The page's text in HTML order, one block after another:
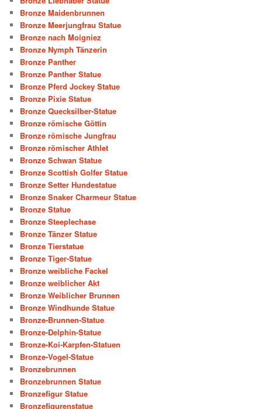
Bronze Maidenbrunnen
Bronze Meerjungfrau Statue
Bronze nach Moigniez
Bronze Nymph Tänzerin
Bronze Panther
Bronze Panther Statue
Bronze Pferd Jockey Statue
Bronze Pixie Statue
Bronze Quecksilber-Statue
Bronze römische Göttin
Bronze römische Jungfrau
Bronze römischer Athlet
Bronze Schwan Statue
Bronze Scottish Golfer Statue
Bronze Setter Hundestatue
Bronze Snaker Charmeur Statue
Bronze Statue
Bronze Steeplechase
Bronze Tänzer Statue
Bronze Tierstatue
Bronze Tiger-Statue
Bronze weibliche Fackel
Bronze weiblicher Akt
Bronze Weiblicher Brunnen
Bronze Windhunde Statue
Bronze-Brunnen-Statue
Bronze-Delphin-Statue
Bronze-Koi-Karpfen-Statuen
Bronze-Vogel-Statue
Bronzebrunnen
Bronzebrunnen Statue
Bronzefigur Statue
Bronzefigurenstatue